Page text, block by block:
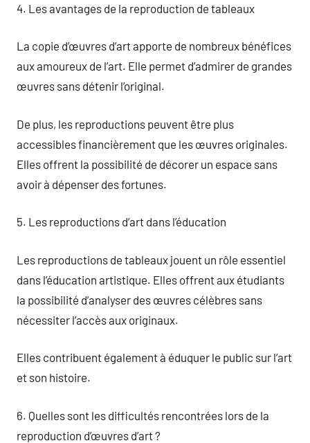
4. Les avantages de la reproduction de tableaux
La copie d’œuvres d’art apporte de nombreux bénéfices
aux amoureux de l’art. Elle permet d’admirer de grandes
œuvres sans détenir l’original.
De plus, les reproductions peuvent être plus
accessibles financièrement que les œuvres originales.
Elles offrent la possibilité de décorer un espace sans
avoir à dépenser des fortunes.
5. Les reproductions d’art dans l’éducation
Les reproductions de tableaux jouent un rôle essentiel
dans l’éducation artistique. Elles offrent aux étudiants
la possibilité d’analyser des œuvres célèbres sans
nécessiter l’accès aux originaux.
Elles contribuent également à éduquer le public sur l’art
et son histoire.
6. Quelles sont les difficultés rencontrées lors de la
reproduction d’œuvres d’art ?